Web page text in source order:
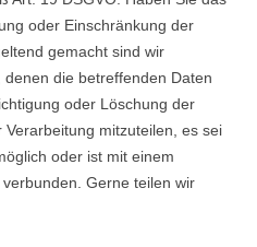
oder Einschränkung der
gemacht sind wir
die betreffenden Daten
oder Löschung der
mitzuteilen, es sei
oder ist mit einem
Gerne teilen wir